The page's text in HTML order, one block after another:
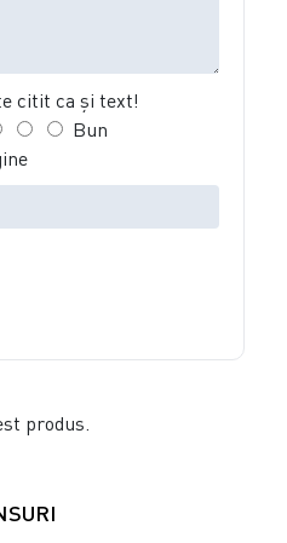
citit ca şi text!
Bun
produs.